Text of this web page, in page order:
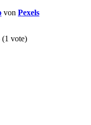
von Pexels
(1 vote)